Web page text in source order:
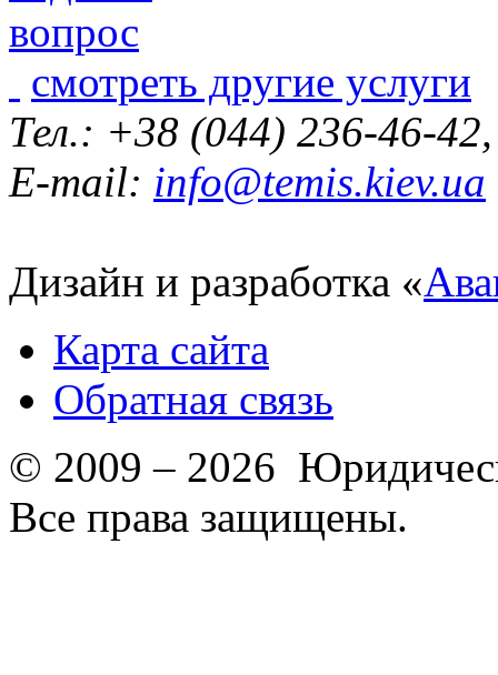
смотреть другие услуги
Тел.: +38 (044) 236-46-
E-mail: info@temis.kiev.ua
Дизайн и разработка «
Карта сайта
Обратная связь
© 2009 – 2026
Все права защищены.